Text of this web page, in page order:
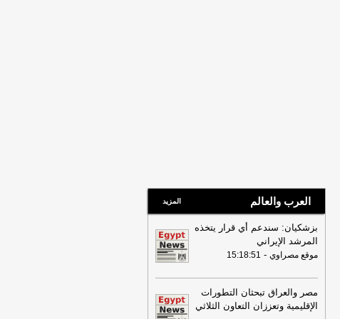
العرب والعالم المزيد
بزشكيان: سندعم أي قرار يتخذه
المرشد الإيراني
موقع مصراوي -
15:18:51
مصر والعراق تبحثان التطورات
الإقليمية وتعززان التعاون الثلاثي